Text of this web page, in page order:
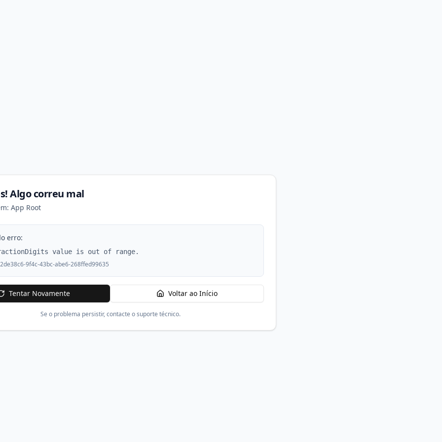
Algo correu mal
App Root
erro:
value is out of range.
9f4c-43bc-abe6-268ffed99635
Tentar Novamente Voltar ao Início
Se o problema persistir, contacte o suporte técnico.